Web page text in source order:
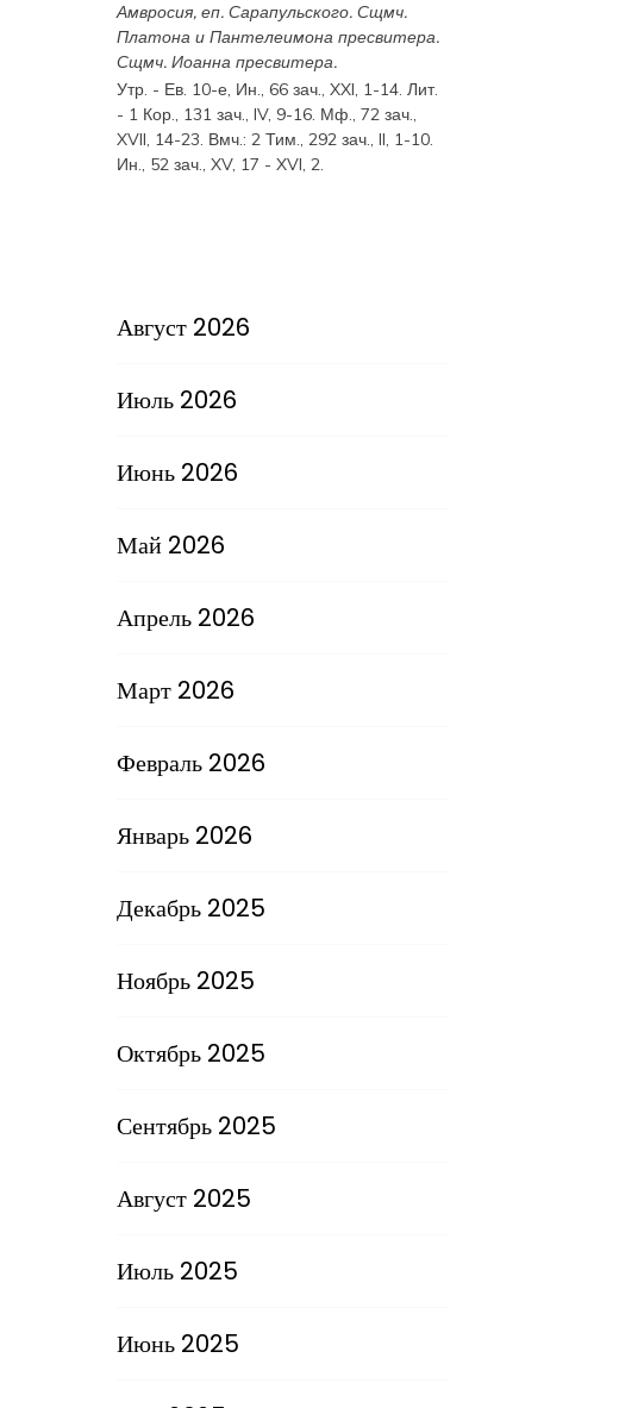
Амвросия, еп. Сарапульского. Сщмч.
Платона иПантелеимона пресвитера.
Сщмч.Иоанна пресвитера.
Утр. - Ев. 10-е, Ин., 66 зач., XXI, 1-14. Лит.
- 1 Кор., 131 зач., IV, 9-16. Мф., 72 зач.,
XVII, 14-23. Вмч.:2 Тим., 292 зач., II, 1-10.
Ин., 52 зач., XV, 17 - XVI, 2.
Август 2026
Июль 2026
Июнь 2026
Май 2026
Апрель 2026
Март 2026
Февраль 2026
Январь 2026
Декабрь 2025
Ноябрь 2025
Октябрь 2025
Сентябрь 2025
Август 2025
Июль 2025
Июнь 2025